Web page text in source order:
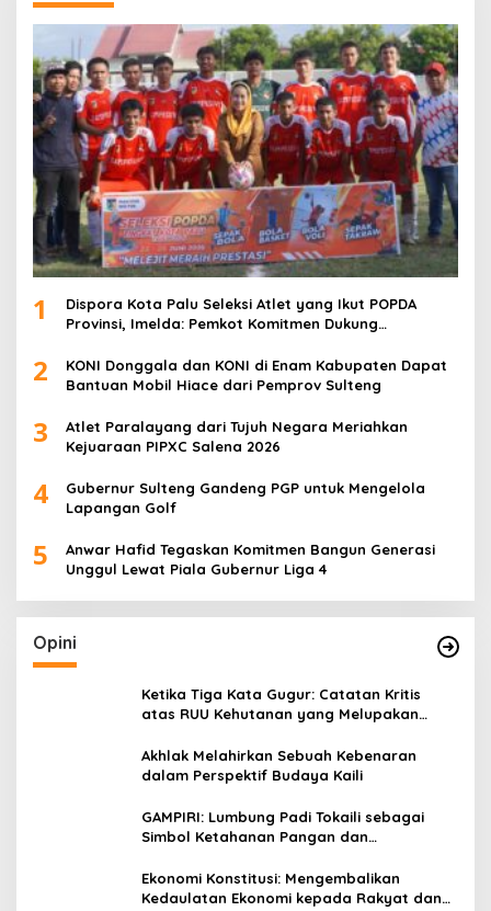
1
Dispora Kota Palu Seleksi Atlet yang Ikut POPDA
Provinsi, Imelda: Pemkot Komitmen Dukung
2
KONI Donggala dan KONI di Enam Kabupaten Dapat
Bantuan Mobil Hiace dari Pemprov Sulteng
3
Atlet Paralayang dari Tujuh Negara Meriahkan
Kejuaraan PIPXC Salena 2026
4
Gubernur Sulteng Gandeng PGP untuk Mengelola
Lapangan Golf
5
Anwar Hafid Tegaskan Komitmen Bangun Generasi
Unggul Lewat Piala Gubernur Liga 4
Opini
Ketika Tiga Kata Gugur: Catatan Kritis
atas RUU Kehutanan yang Melupakan
Akhlak Melahirkan Sebuah Kebenaran
dalam Perspektif Budaya Kaili
GAMPIRI: Lumbung Padi Tokaili sebagai
Simbol Ketahanan Pangan dan
Ekonomi Konstitusi: Mengembalikan
Kedaulatan Ekonomi kepada Rakyat dan